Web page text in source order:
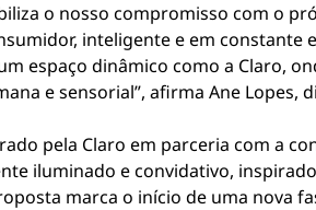
o nosso compromisso com o
inteligente e em
espaço dinâmico como a Claro,
e sensorial”, afirma Ane Lopes,
pela Claro em parceria com a
iluminado e convidativo,
marca o início de uma nova